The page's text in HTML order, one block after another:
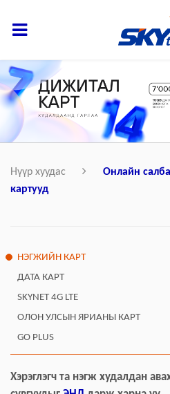
Нүүр хуудас Онлайн
картууд
НЭГЖИЙН КАРТ
ДАТА КАРТ
SKYNET 4G LTE
ОЛОН УЛСЫН ЯРИАНЫ КАРТ
GO PLUS
Хэрэглэгч та нэгж худалдан